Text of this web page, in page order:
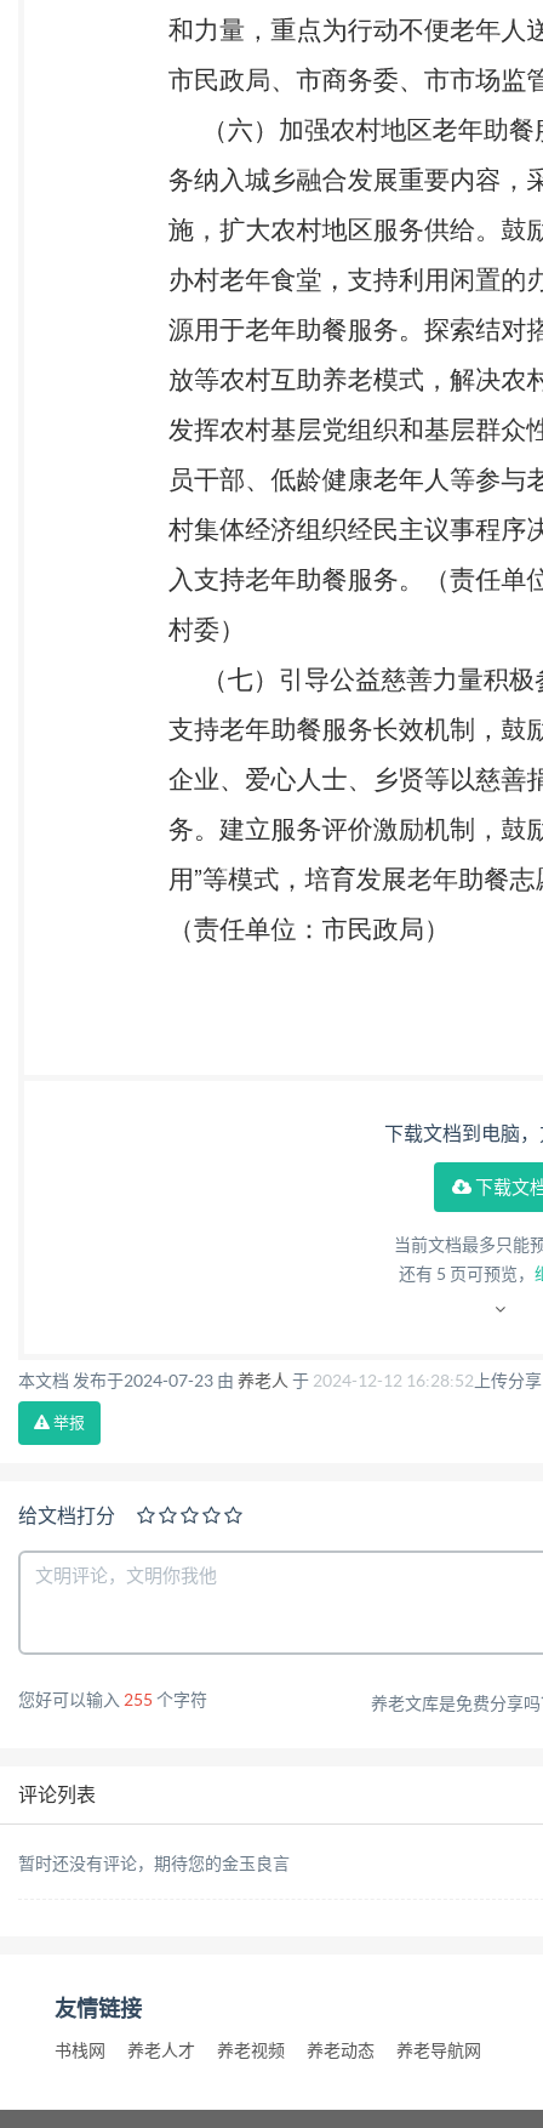
下载文档到电脑
下载文
当前文档最多只能
还有 5 页可预览，
本文档 发布于2024-07-23 由 养老人 于 2024-12-12 16:28:52 上传分享
举报
给文档打分
您好可以输入 255 个字符 养老文库是免费分享
评论列表
暂时还没有评论，期待您的金玉良言
友情链接
书栈网 养老人才 养老视频 养老动态 养老导航网